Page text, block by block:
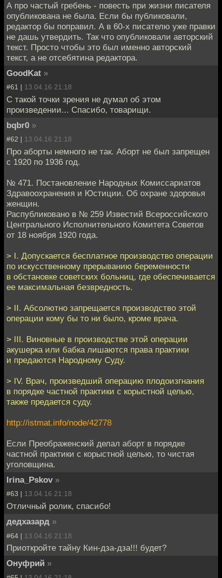
А про частый гребень - повесть при жизни писателя
опубликована не была. Если бы публиковали,
редактор бы поправил. А в 60-х писателю уже правки
не дашь утвердить. Так что опубликовали авторский
текст. Просто чтобы это был именно авторский
текст, а не отсебятина редактора.
GoodKat »
#61 | 13.04.16 21:18
С такой точки зрения не думал об этом
произведении... Спасибо, товарищи.
bqbr0 »
#62 | 13.04.16 21:18
Про аборты немного не так. Аборт не был запрещен
с 1920 по 1936 год.
№ 471. Постановление Народных Комиссариатов
Здравоохранения и Юстиции. Об охране здоровья
женщин.
Распубликовано в № 259 Известий Всероссийского
Центрального Исполнительного Комитета Советов
от 18 ноября 1920 года.
> I. Допускается бесплатное производство операции
по искусственному прерыванию беременности
в обстановке советских больниц, где обеспечивается
ее максимальная безвредность.
> II. Абсолютно запрещается производство этой
операции кому бы то ни было, кроме врача.
> III. Виновные в производстве этой операции
акушерка или бабка лишаются права практики
и предаются Народному Суду.
> IV. Врач, произведший операцию плодоизгнания
в порядке частной практики с корыстной целью,
также предается суду.
http://istmat.info/node/42778
Если Преображенский делал аборт в порядке
частной практики с корыстной целью, то чистая
уголовщина.
Irina_Pskov »
#63 | 13.04.16 21:18
Отличный ролик, спасибо!
дедхазард »
#64 | 13.04.16 21:18
Приоткройте тайну Кин-дза-дза!!! будет?
Онуфрий »